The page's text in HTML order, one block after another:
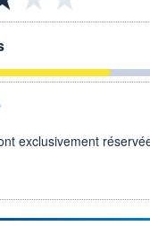
exclusivement